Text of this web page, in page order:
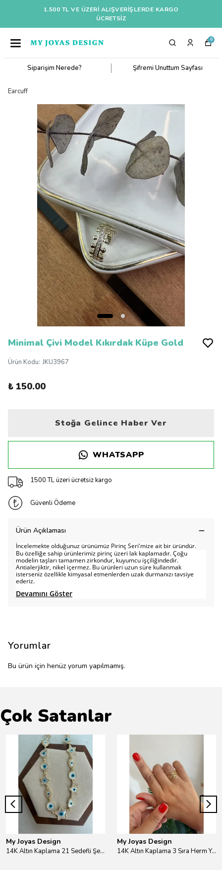
1.500 TL VE ÜZERI ALIŞVERIŞLERDE KARGO
ÜCRETSİZ
0
Siparişim Nerede? Şifremi Unuttum Sayfası
Earcuff
Minimal Çivi Model Kıkırdak Küpe Gold
Ürün Kodu: JKU3967
₺ 150.00
Stoğa Gelince Haber Ver
WHATSAPP
1500 TL üzeri ücretsiz kargo
Güvenli Ödeme
Ürün Açıklaması
İncelemekte olduğunuz ürünümüz Pirinç Seri'mize ait bir üründür.
Bu özelliğe sahip ürünlerimiz pirinç üzeri lak kaplamadır. Çoğu
modelin taşları tamamen zirkondur, kuyumcu işçiliğindedir.
Antialerjiktir, nikel içermez. Bu ürünleri uzun süre kullanmak
isterseniz özellikle kimyasal etmenlerden uzak durmanızı tavsiye
ederiz.
Devamını Göster
Yorumlar
Bu ürün için henüz yorum yapılmamış.
Çok Satanlar
My Joyas Design
14K Altın Kaplama 21 Sedefli Şekiller Kolye 46cm
My Joyas Design
14K Altın Kaplama 3 Sıra Herm Yüzük Gold